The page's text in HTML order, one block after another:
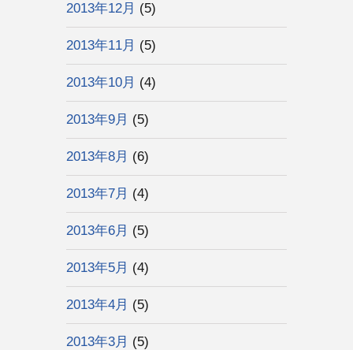
2013年12月 (5)
2013年11月 (5)
2013年10月 (4)
2013年9月 (5)
2013年8月 (6)
2013年7月 (4)
2013年6月 (5)
2013年5月 (4)
2013年4月 (5)
2013年3月 (5)